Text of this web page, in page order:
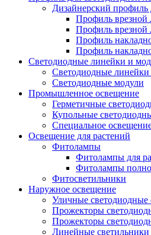
Дизайнерский профиль
Профиль
Профиль
Профиль
Профиль
Светодиодные линейки и
Светодиодные
Светодиодные модули
Промышленное освещение
Герметичные
Купольные
Специальное
Освещение для растений
Фитолампы
Фитолампы для
Фитолампы
Фитосветильники
Наружное освещение
Уличные светодиодные
Прожекторы
Прожекторы
Линейные светильники